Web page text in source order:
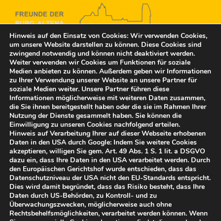
Freunde der Burg Altena e.V.
Rahmedestraße 15
58762 Altena
post@freunde-der-burg-altena.de
Vertreten durch:
Bernd Falz, 1. Vorsitzender
Tel.: 02352 958 10
© Freunde der Burg Altena e.V. 2025
Hinweis auf den Einsatz von Cookies: Wir verwenden Cookies,
um unsere Website darstellen zu können. Diese Cookies sind
zwingend notwendig und können nicht deaktiviert werden.
Weiter verwenden wir Cookies um Funktionen für soziale
Medien anbieten zu können. Außerdem geben wir Informationen
zu Ihrer Verwendung unserer Website an unsere Partner für
soziale Medien weiter. Unsere Partner führen diese
Informationen möglicherweise mit weiteren Daten zusammen,
die Sie ihnen bereitgestellt haben oder die sie im Rahmen Ihrer
Nutzung der Dienste gesammelt haben. Sie können die
Einwilligung zu unseren Cookies nachfolgend erteilen.
Hinweis auf Verarbeitung Ihrer auf dieser Webseite erhobenen
Daten in den USA durch Google: Indem Sie weitere Cookies
akzeptieren, willigen Sie gem. Art. 49 Abs. 1 S. 1 lit. a DSGVO
dazu ein, dass Ihre Daten in den USA verarbeitet werden. Durch
den Europäischen Gerichtshof wurde entschieden, dass das
Datenschutzniveau der USA nicht den EU-Standards entspricht.
Dies wird damit begründet, dass das Risiko besteht, dass Ihre
Daten durch US-Behörden, zu Kontroll- und zu
Überwachungszwecken, möglicherweise auch ohne
Rechtsbehelfsmöglichkeiten, verarbeitet werden können. Wenn